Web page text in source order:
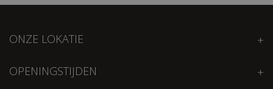
ONZE LOKATIE
OPENINGSTIJDEN